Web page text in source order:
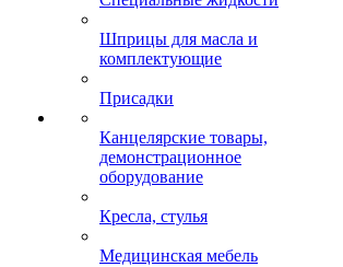
Шприцы для масла и
комплектующие
Присадки
Канцелярские товары,
демонстрационное
оборудование
Кресла, стулья
Медицинская мебель